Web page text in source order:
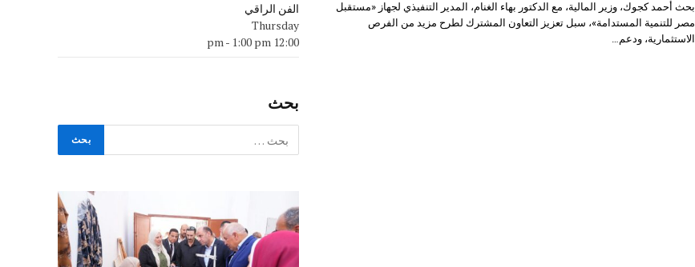
بحث أحمد كجوك، وزير المالية، مع الدكتور بهاء الغنام، المدير التنفيذي لجهاز «مستقبل
مصر للتنمية المستدامة»، سبل تعزيز التعاون المشترك لطرح مزيد من الفرص
الاستثمارية، ودعم…
الفن الراقي
Thursday
12:00 pm
- 1:00 pm
بحث